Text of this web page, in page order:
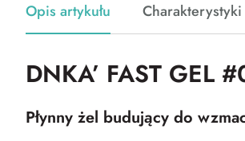
Opis artykułu Charakterystyki
DNKA’ FAST GEL
Płynny żel budujący do